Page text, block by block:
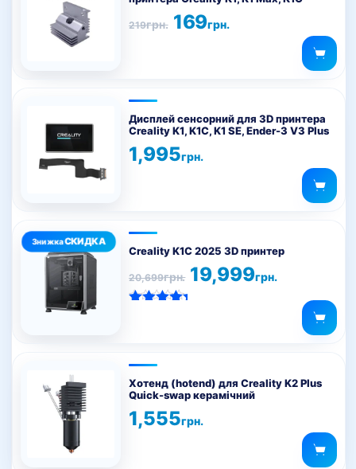
219грн.
Оригінальна
ціна:
169грн.
Поточна
ціна:
Дисплей сенсорний для 3D принтера
Creality K1, K1C, K1 SE, Ender-3 V3 Plus
1,995грн.
Creality K1C 2025 3D принтер
20,699грн.
Оригінальна
ціна:
20,699грн..
19,999грн.
Поточна
ціна:
19,999грн..
Хотенд (hotend) для Creality K2 Plus
Quick-swap керамічний
1,555грн.